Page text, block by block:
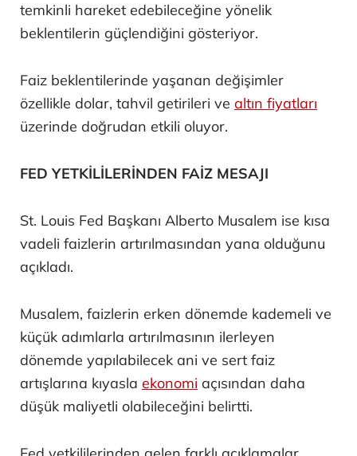
temkinli hareket edebileceğine yönelik
beklentilerin güçlendiğini gösteriyor.
Faiz beklentilerinde yaşanan değişimler
özellikle dolar, tahvil getirileri ve altın fiyatları
üzerinde doğrudan etkili oluyor.
FED YETKİLİLERİNDEN FAİZ MESAJI
St. Louis Fed Başkanı Alberto Musalem ise kısa
vadeli faizlerin artırılmasından yana olduğunu
açıkladı.
Musalem, faizlerin erken dönemde kademeli ve
küçük adımlarla artırılmasının ilerleyen
dönemde yapılabilecek ani ve sert faiz
artışlarına kıyasla ekonomi açısından daha
düşük maliyetli olabileceğini belirtti.